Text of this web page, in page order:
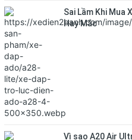
Sai Lầm Khi Mua
Hay Mắc
Vì sao A20 Air